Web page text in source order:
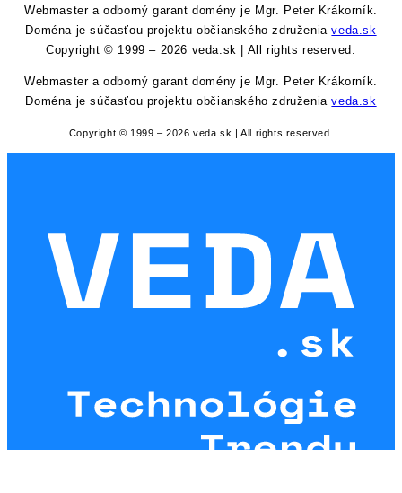
Webmaster a odborný garant domény je Mgr. Peter Krákorník.
Doména je súčasťou projektu občianského združeniaveda.sk
Copyright © 1999 – 2026 veda.sk | All rights reserved.
Webmaster a odborný garant domény je Mgr. Peter Krákorník.
Doména je súčasťou projektu občianského združeniaveda.sk
Copyright © 1999 – 2026 veda.sk | All rights reserved.